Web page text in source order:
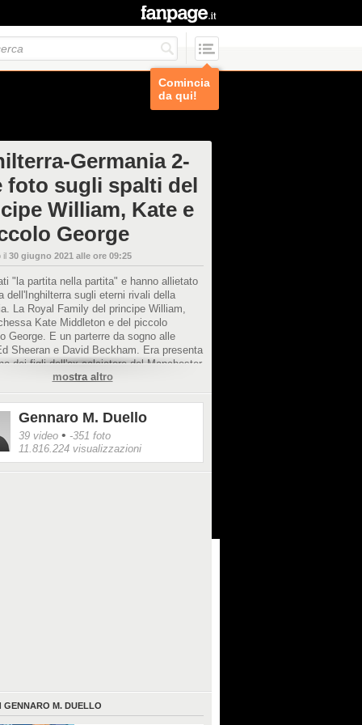
Comincia
da qui!
Germania 2-
foto sugli spalti del
William, Kate e
George
il 30 giugno 2021 alle ore 09:25
"la partita nella partita" e hanno allietato
dell'Inghilterra sugli eterni rivali della
La Royal Family del principe William,
Kate Middleton e del piccolo
George. E un parterre da sogno alle
Sheeran e David Beckham. Era presenta
dei figli dell'ex calciatore del Manchester
mostra altro
Gennaro M. Duello
39 video • -351 foto
11.816.224 visualizzazioni
GENNARO M. DUELLO